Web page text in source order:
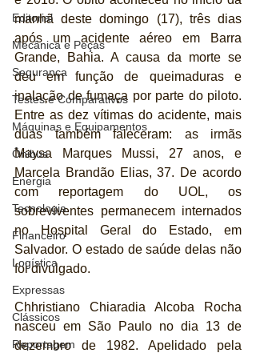
Editorial
Mecânica e Peças
Segurança
Testes e Comparativos
Máquinas e Equipamentos
Ônibus
Energia
Tecnologia
Financeiro
Logística
Expressas
Clássicos
Reportagem
manhã deste domingo (17), três dias
após um acidente aéreo em Barra
Grande, Bahia. A causa da morte se
deu em função de queimaduras e
inalação de fumaça por parte do piloto.
Entre as dez vítimas do acidente, mais
duas também faleceram: as irmãs
Maysa Marques Mussi, 27 anos, e
Marcela Brandão Elias, 37. De acordo
com reportagem do UOL, os
sobreviventes permanecem internados
no Hospital Geral do Estado, em
Salvador. O estado de saúde delas não
foi divulgado.
Chhristiano Chiaradia Alcoba Rocha
nasceu em São Paulo no dia 13 de
dezembro de 1982. Apelidado pela